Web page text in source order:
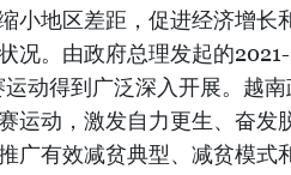
小地区差距，促进经济增长
况。由政府总理发起的
运动得到广泛深入开展。越
运动，激发自力更生、奋发
广有效减贫典型、减贫模式